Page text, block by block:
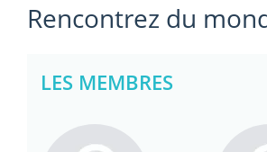
Rencontrez du
LES MEMBRES